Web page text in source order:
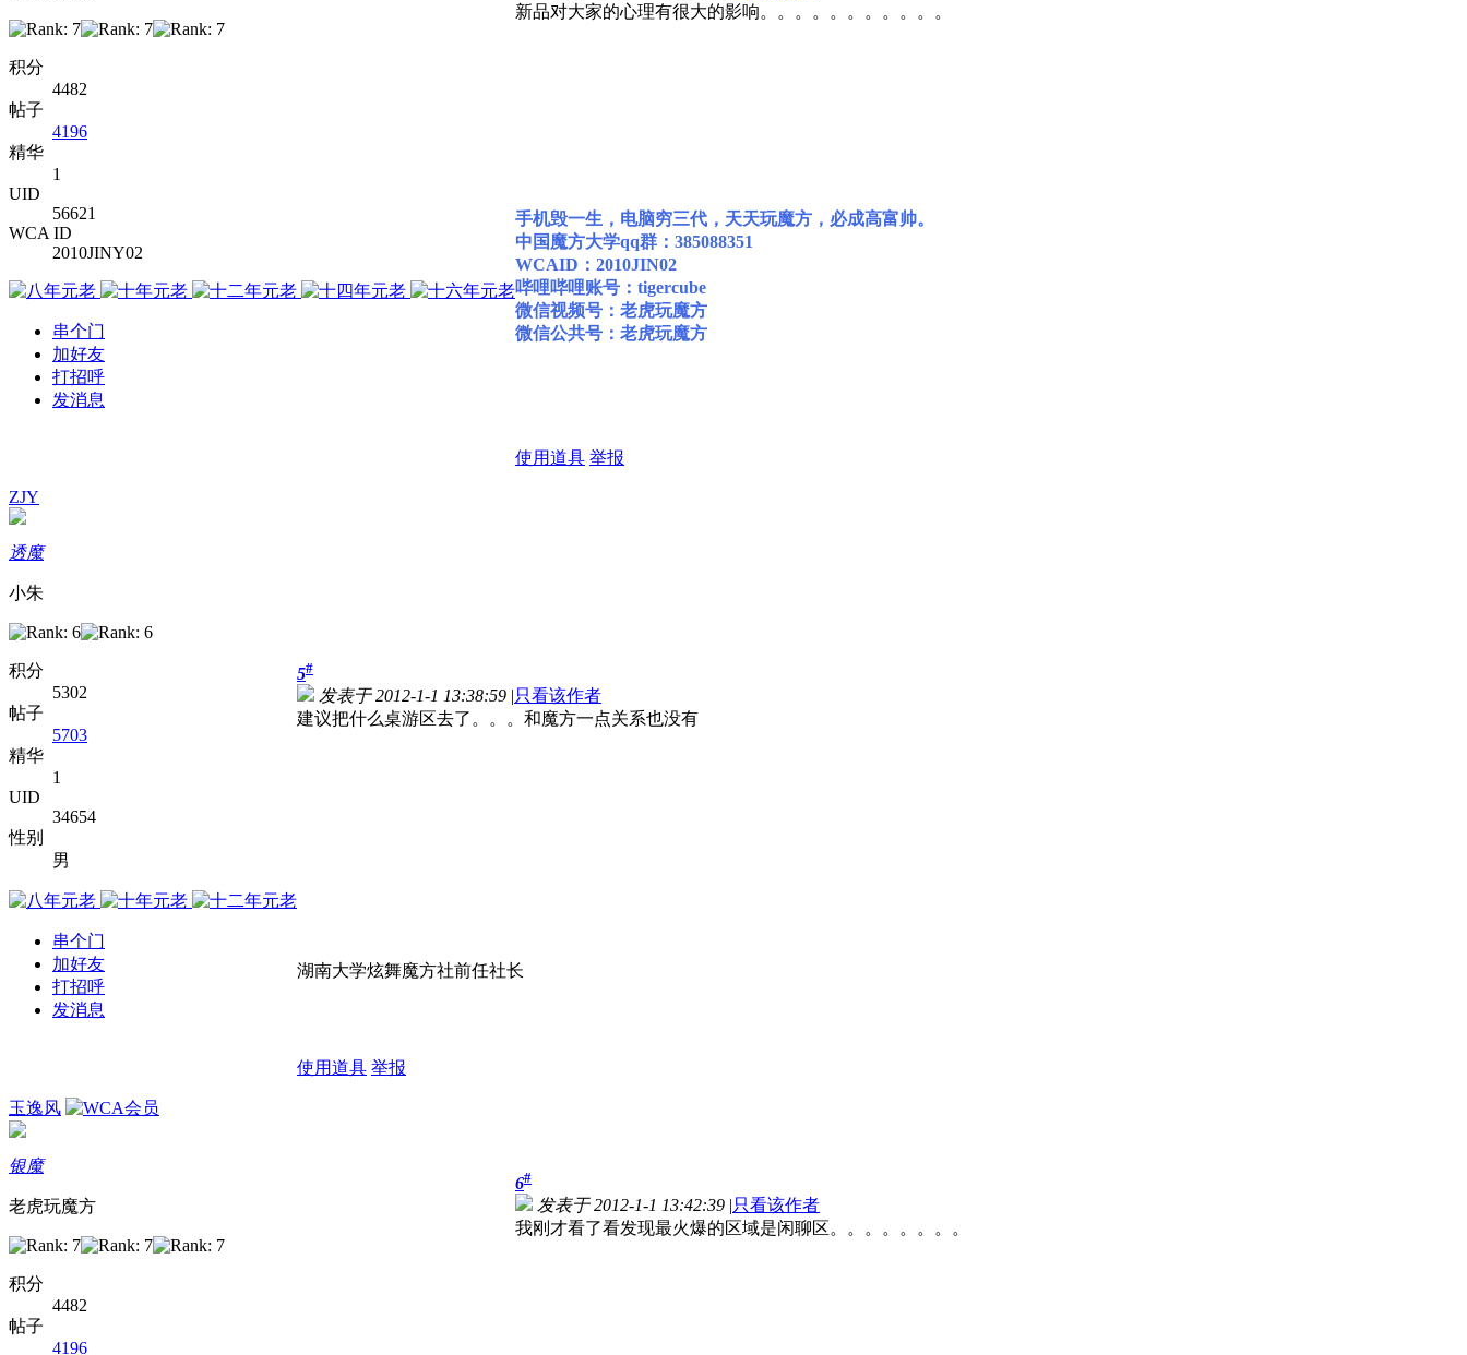
积分
4482
帖子
4196
精华
1
UID
56621
WCA ID
2010JINY02
串个门
加好友
打招呼
发消息
新品对大家的心理有很大的影响。。。。。。。。。。。
手机毁一生，电脑穷三代，天天玩魔方，必成高富帅。
中国魔方大学qq群：385088351
WCAID：2010JIN02
哔哩哔哩账号：tigercube
微信视频号：老虎玩魔方
微信公共号：老虎玩魔方
使用道具 举报
ZJY
透魔
小朱
积分
5302
帖子
5703
精华
1
UID
34654
性别
男
串个门
加好友
打招呼
发消息
5#
发表于 2012-1-1 13:38:59 |只看该作者
建议把什么桌游区去了。。。和魔方一点关系也没有
湖南大学炫舞魔方社前任社长
使用道具 举报
玉逸风
银魔
老虎玩魔方
积分
4482
帖子
4196
6#
发表于 2012-1-1 13:42:39 |只看该作者
我刚才看了看发现最火爆的区域是闲聊区。。。。。。。。